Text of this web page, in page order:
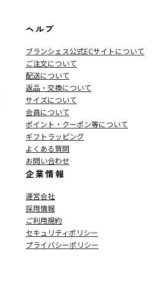
ヘルプ
ブランシェス公式ECサイトについて
ご注文について
配送について
返品・交換について
サイズについて
会員について
ポイント・クーポン等について
ギフトラッピング
よくある質問
お問い合わせ
企業情報
運営会社
採用情報
ご利用規約
セキュリティポリシー
プライバシーポリシー